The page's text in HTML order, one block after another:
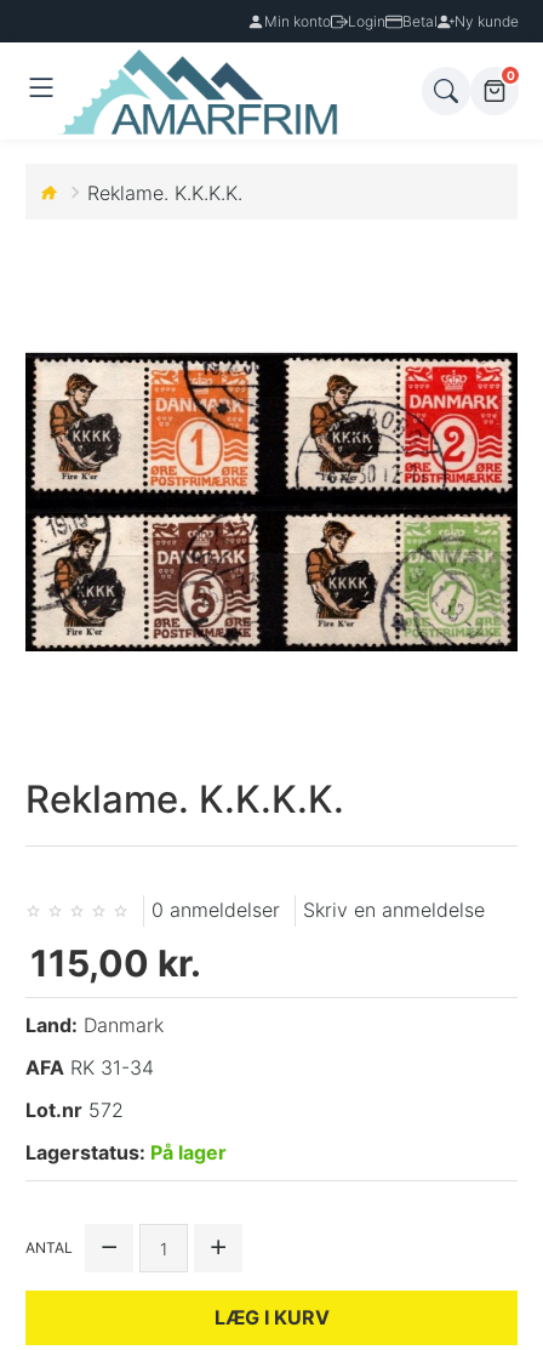
Min konto Login Betal Ny kunde
0
Reklame. K.K.K.K.
Reklame. K.K.K.K.
0 anmeldelser Skriv en anmeldelse
115,00 kr.
Land: Danmark
AFA RK 31-34
Lot.nr 572
Lagerstatus: På lager
ANTAL
LÆG I KURV